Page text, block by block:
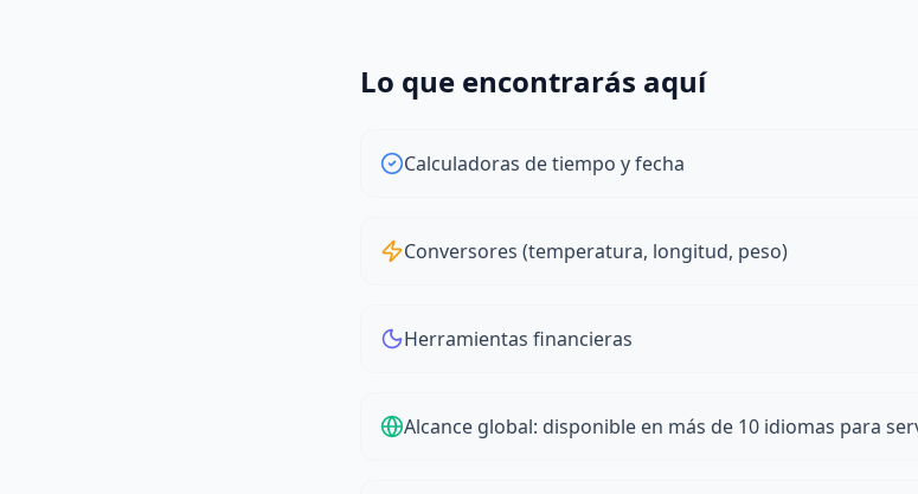
Lo que encontrarás aquí
Calculadoras de tiempo y fecha
Conversores (temperatura, longitud, peso)
Herramientas financieras
Alcance global: disponible en más de 10 idiomas para